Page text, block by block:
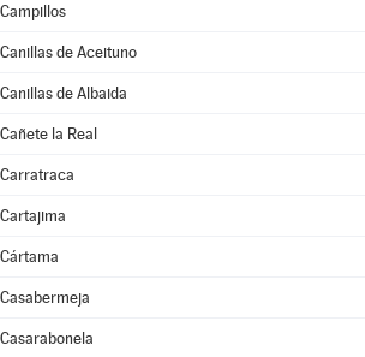
Campillos
Canillas de Aceituno
Canillas de Albaida
Cañete la Real
Carratraca
Cartajima
Cártama
Casabermeja
Casarabonela